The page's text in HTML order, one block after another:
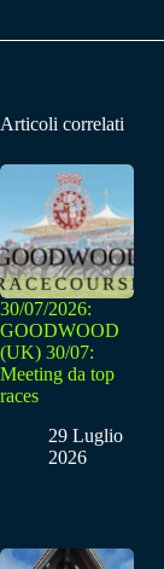
Articoli correlati
30/07/2026:
GOODWOOD
(UK) 30/07:
Meeting da top
races
29 Luglio
2026